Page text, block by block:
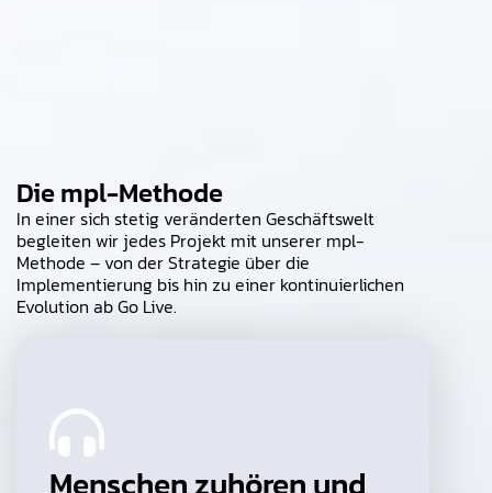
Die mpl-Methode
In einer sich stetig veränderten Geschäftswelt
begleiten wir jedes Projekt mit unserer mpl-
Methode – von der Strategie über die
Implementierung bis hin zu einer kontinuierlichen
Evolution ab Go Live.